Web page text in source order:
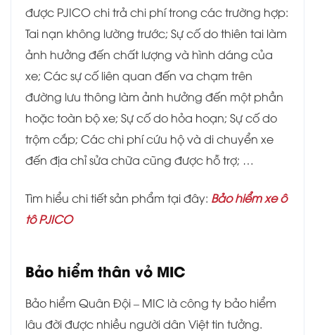
được PJICO chi trả chi phí trong các trường hợp:
Tai nạn không lường trước; Sự cố do thiên tai làm
ảnh hưởng đến chất lượng và hình dáng của
xe; Các sự cố liên quan đến va chạm trên
đường lưu thông làm ảnh hưởng đến một phần
hoặc toàn bộ xe; Sự cố do hỏa hoạn; Sự cố do
trộm cắp; Các chi phí cứu hộ và di chuyển xe
đến địa chỉ sửa chữa cũng được hỗ trợ; …
Tìm hiểu chi tiết sản phẩm tại đây: Bảo hiểm xe ô
tô PJICO
Bảo hiểm thân vỏ MIC
Bảo hiểm Quân Đội – MIC là công ty bảo hiểm
lâu đời được nhiều người dân Việt tin tưởng.